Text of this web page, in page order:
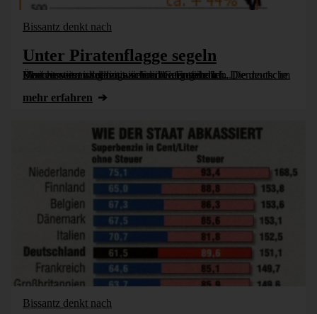
Bissantz denkt nach
Unter Piratenflagge segeln
Pirat zu sein, ist derzeit ziemlich ungefährlich. Die deutsche Marine wetzt allerdings schon die Enterhaken. Dennoch: im Berichtswesen sollten wir Freibeuter sein. In Übereinstimmung mit niemand Geringerem [...]
mehr erfahren
Bissantz denkt nach